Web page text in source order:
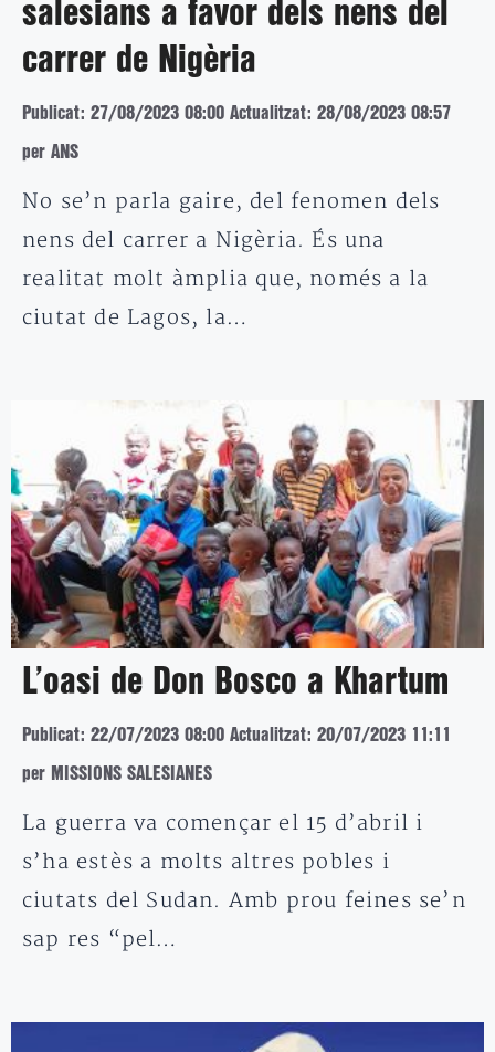
salesians a favor dels nens del
carrer de Nigèria
Publicat: 27/08/2023 08:00 Actualitzat: 28/08/2023 08:57
per ANS
No se’n parla gaire, del fenomen dels
nens del carrer a Nigèria. És una
realitat molt àmplia que, només a la
ciutat de Lagos, la…
L’oasi de Don Bosco a Khartum
Publicat: 22/07/2023 08:00 Actualitzat: 20/07/2023 11:11
per MISSIONS SALESIANES
La guerra va començar el 15 d’abril i
s’ha estès a molts altres pobles i
ciutats del Sudan. Amb prou feines se’n
sap res “pel…